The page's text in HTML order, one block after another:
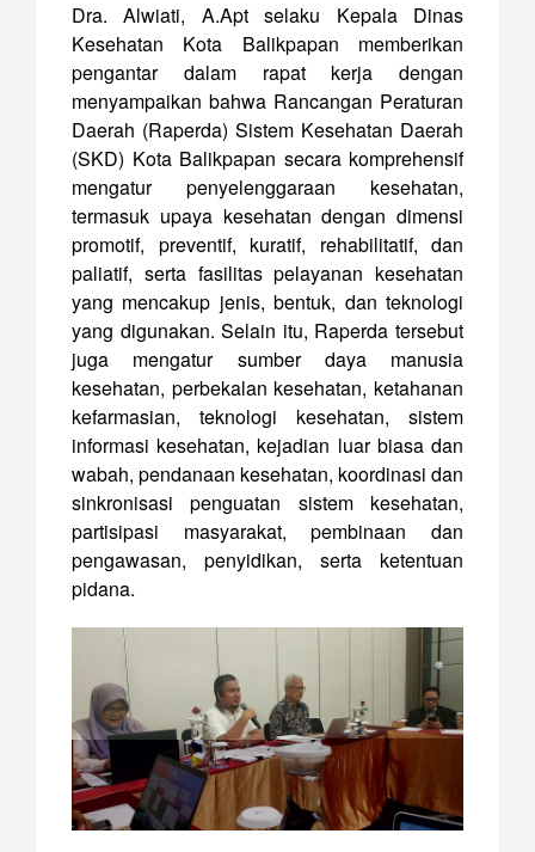
Dra. Alwiati, A.Apt selaku Kepala Dinas
Kesehatan Kota Balikpapan memberikan
pengantar dalam rapat kerja dengan
menyampaikan bahwa Rancangan Peraturan
Daerah (Raperda) Sistem Kesehatan Daerah
(SKD) Kota Balikpapan secara komprehensif
mengatur penyelenggaraan kesehatan,
termasuk upaya kesehatan dengan dimensi
promotif, preventif, kuratif, rehabilitatif, dan
paliatif, serta fasilitas pelayanan kesehatan
yang mencakup jenis, bentuk, dan teknologi
yang digunakan. Selain itu, Raperda tersebut
juga mengatur sumber daya manusia
kesehatan, perbekalan kesehatan, ketahanan
kefarmasian, teknologi kesehatan, sistem
informasi kesehatan, kejadian luar biasa dan
wabah, pendanaan kesehatan, koordinasi dan
sinkronisasi penguatan sistem kesehatan,
partisipasi masyarakat, pembinaan dan
pengawasan, penyidikan, serta ketentuan
pidana.